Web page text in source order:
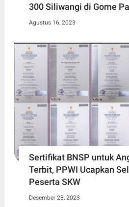
300 Siliwangi di Gome
Agustus 16, 2023
Sertifikat BNSP untuk
Terbit, PPWI Ucapkan
Peserta SKW
Desember 23, 2023